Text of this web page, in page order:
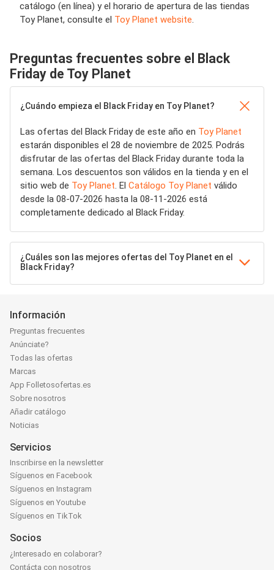
catálogo (en línea) y el horario de apertura de las tiendas
Toy Planet, consulte el Toy Planet website.
Preguntas frecuentes sobre el Black
Friday de Toy Planet
¿Cuándo empieza el Black Friday en Toy Planet?
Las ofertas del Black Friday de este año en Toy Planet
estarán disponibles el 28 de noviembre de 2025. Podrás
disfrutar de las ofertas del Black Friday durante toda la
semana. Los descuentos son válidos en la tienda y en el
sitio web de Toy Planet. El Catálogo Toy Planet válido
desde la 08-07-2026 hasta la 08-11-2026 está
completamente dedicado al Black Friday.
¿Cuáles son las mejores ofertas del Toy Planet en el
Black Friday?
Información
Preguntas frecuentes
Anúnciate?
Todas las ofertas
Marcas
App Folletosofertas.es
Sobre nosotros
Añadir catálogo
Noticias
Servicios
Inscribirse en la newsletter
Síguenos en Facebook
Síguenos en Instagram
Síguenos en Youtube
Síguenos en TikTok
Socios
¿Interesado en colaborar?
Contácta con nosotros